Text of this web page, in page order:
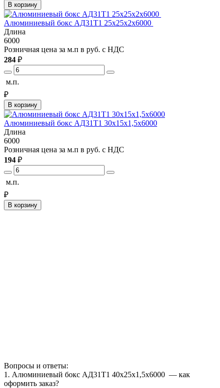
В корзину
Алюминиевый бокс АД31Т1 25х25х2х6000
Длина
6000
Розничная цена за м.п в руб. с НДС
284 ₽
м.п.
₽
В корзину
Алюминиевый бокс АД31Т1 30х15х1,5х6000
Длина
6000
Розничная цена за м.п в руб. с НДС
194 ₽
м.п.
₽
В корзину
Вопросы и ответы:
1. Алюминиевый бокс АД31Т1 40х25х1,5х6000 — как
оформить заказ?